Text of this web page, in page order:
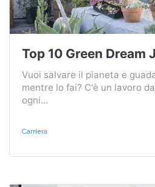
Top 10 Green Dream
Vuoi salvare il pianeta e
mentre lo fai? C'è un lavoro
ogni...
Carriera